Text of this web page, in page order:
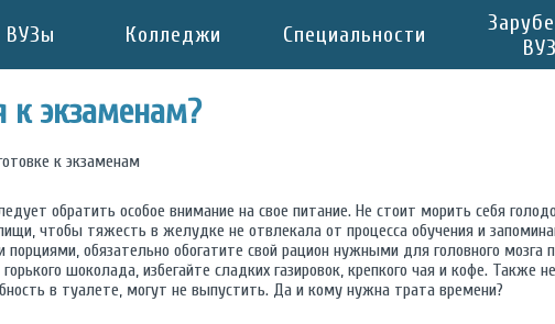
ВУЗы Колледжи Специальности
к экзаменам?
к экзаменам
обратить особое внимание на свое питание. Не стоит морить себя
чтобы тяжесть в желудке не отвлекала от процесса обучения и
обязательно обогатите свой рацион нужными для головного мозга
шоколада, избегайте сладких газировок, крепкого чая и кофе. Также
в туалете, могут не выпустить. Да и кому нужна трата времени?